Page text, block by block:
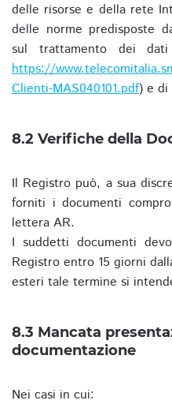
delle risorse e della rete
delle norme predisposte
sul trattamento dei dati
https://
Clienti-MAS040101.pdf) e di
8.2 Verifiche della
Il Registro può, a sua
forniti i documenti
lettera AR.
I suddetti documenti
Registro entro 15 giorni
esteri tale termine si
8.3 Mancata
documentazione
Nei casi in cui: